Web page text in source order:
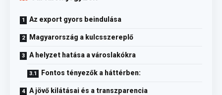
Az export gyors beindulása
Magyarország a kulcsszereplő
A helyzet hatása a városlakókra
Fontos tényezők a háttérben:
A jövő kilátásai és a transzparencia